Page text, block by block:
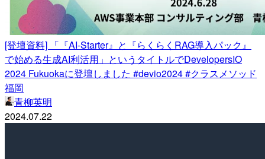
[登壇資料] 「『AI-Starter』と『らくらくRAG導入パック』
で始める生成AI利活用」というタイトルでDevelopersIO
2024 Fukuokaに登壇しました #devio2024 #クラスメソッド
福岡
青柳英明
2024.07.22